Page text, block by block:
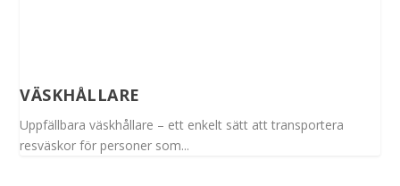
VÄSKHÅLLARE
Uppfällbara väskhållare – ett enkelt sätt att transportera
resväskor för personer som...